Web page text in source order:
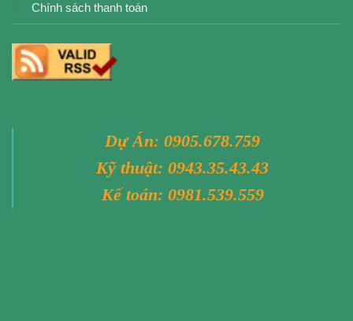
Chính sách thanh toán
Dự Án: 0905.678.759
Kỹ thuật: 0943.35.43.43
Kế toán: 0981.539.559